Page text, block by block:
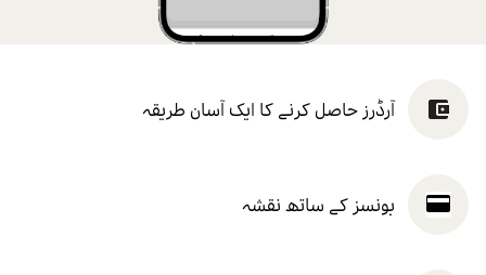
آرڈرز حاصل کرنے کا ایک آسان طریقہ
بونسز کے ساتھ نقشہ